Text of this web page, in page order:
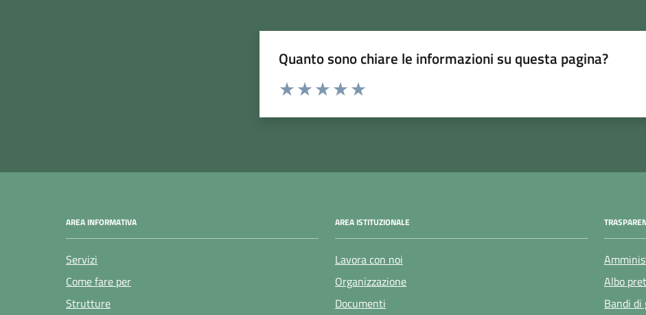
Quanto sono chiare le informazioni su questa pagina?
Rating:
AREA INFORMATIVA
Servizi
Come fare per
Strutture
AREA ISTITUZIONALE
Lavora con noi
Organizzazione
Documenti
Albo
Bandi